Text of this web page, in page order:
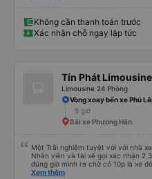
Không cần thanh toán trước
Xác nhận chỗ ngay lập tức
Tín Phát Limousine
Limousine 24 Phòng
Vòng xoay bến xe Phú
9 giờ
Bãi xe Phương Hân
Một Trãi nghiệm tuyệt vời với nhà
Nhân viên và tài xế gọi xác nhận 2
đúng giờ mình ra chờ có 10p là xe
đợi cực + Xe mới, xịn, thơm và Đặt biệt là cực kỳ ưng mền gối trên xe luôn
Xem thêm